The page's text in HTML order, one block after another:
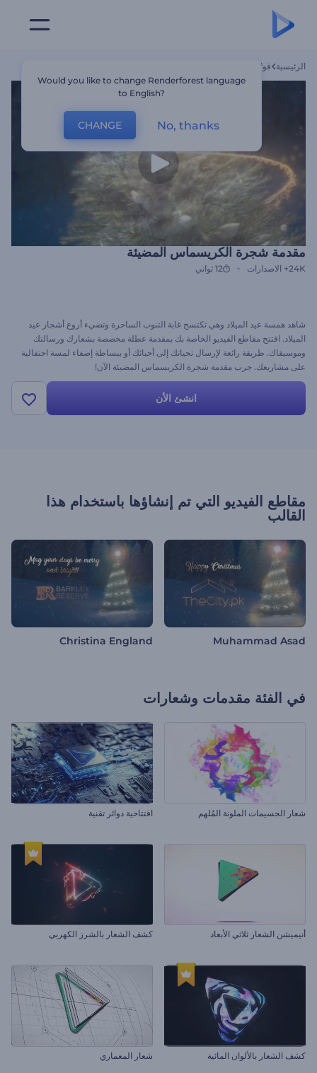
الرئيسية قوالب
مقدمة شجرة الكريسماس المضيئة
24K+ الاصدارات 12 ثواني
شاهد همسة عيد الميلاد وهي تكتسح غابة التنوب الساحرة وتضيء أروع أشجار عيد
الميلاد. افتتح مقاطع الفيديو الخاصة بك بمقدمة عطلة مخصصة بشعارك ورسالتك
وموسيقاك. طريقة رائعة لإرسال تحياتك إلى أحبائك أو ببساطة إضفاء لمسة احتفالية
على مشاريعك. جرب مقدمة شجرة الكريسماس المضيئة الآن!
انشئ الأن
مقاطع الفيديو التي تم إنشاؤها باستخدام هذا
القالب
Muhammad Asad
Christina England
في الفئة مقدمات وشعارات
شعار الجسيمات الملونة المُلهم افتتاحية دوائر تقنية
أنيميشن الشعار ثلاثي الأبعاد كشف الشعار بالشرز الكهربي
كشف الشعار بالألوان المائية شعار المعماري
Would you like to change Renderforest language
to English?
CHANGE No, thanks